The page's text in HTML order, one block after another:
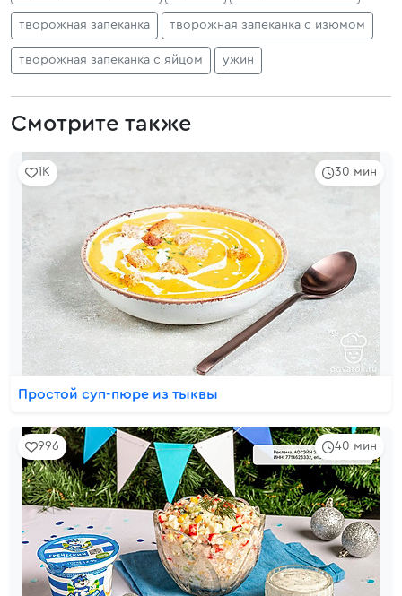
творожная запеканка творожная запеканка с изюмом
творожная запеканка с яйцом ужин
Смотрите также
30 мин
1K
Простой суп-пюре из тыквы
40 мин
996